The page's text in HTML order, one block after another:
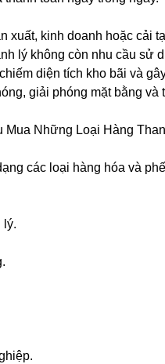
xuất, kinh doanh hoặc cải
lý không còn nhu cầu sử
diện tích kho bãi và
giải phóng mặt bằng và
Mua Những Loại Hàng
các loại hàng hóa và
lý.